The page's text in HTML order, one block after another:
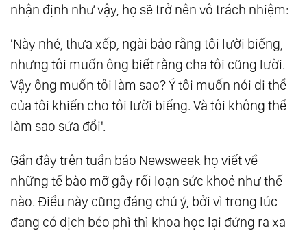
nhận định như vậy, họ sẽ trở nên vô trách nhiệm:
'Này nhé, thưa xếp, ngài bảo rằng tôi lười biếng,
nhưng tôi muốn ông biết rằng cha tôi cũng lười.
Vậy ông muốn tôi làm sao? Ý tôi muốn nói di thể
của tôi khiến cho tôi lười biếng. Và tôi không thể
làm sao sửa đổi'.
Gần đây trên tuần báo Newsweek họ viết về
những tế bào mỡ gây rối loạn sức khoẻ như thế
nào. Điều này cũng đáng chú ý, bởi vì trong lúc
đang có dịch béo phì thì khoa học lại đứng ra xa